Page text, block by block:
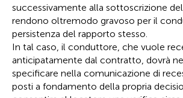
successivamente alla sottoscrizione
rendono oltremodo gravoso per il
persistenza del rapporto stesso.
In tal caso, il conduttore, che vuole
anticipatamente dal contratto, dovrà
specificare nella comunicazione di
posti a fondamento della propria